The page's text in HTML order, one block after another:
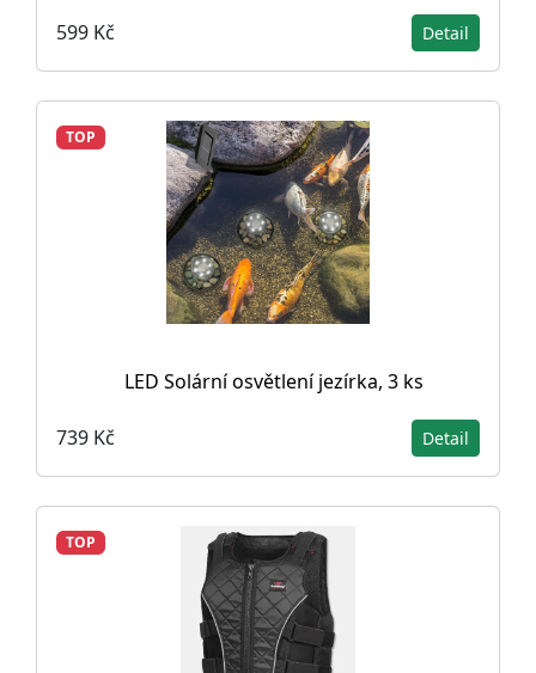
599 Kč Detail
TOP
LED Solární osvětlení jezírka, 3 ks
739 Kč Detail
TOP